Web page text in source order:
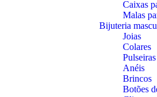
Caixas
Malas
Bijuteria
Joias
Colares
Anéis
Brincos
Botões